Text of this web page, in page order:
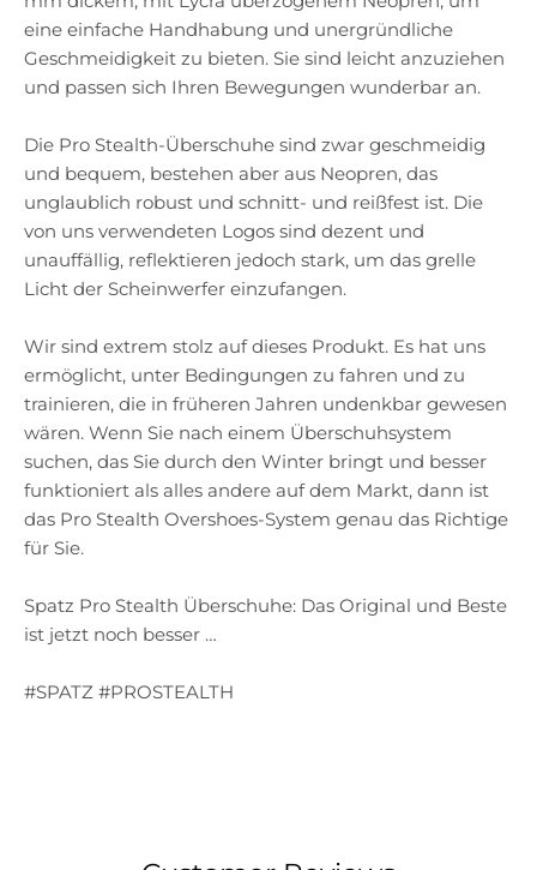
eine einfache Handhabung und unergründliche
Geschmeidigkeit zu bieten. Sie sind leicht anzuziehen
und passen sich Ihren Bewegungen wunderbar an.
Die Pro Stealth-Überschuhe sind zwar geschmeidig
und bequem, bestehen aber aus Neopren, das
unglaublich robust und schnitt- und reißfest ist. Die
von uns verwendeten Logos sind dezent und
unauffällig, reflektieren jedoch stark, um das grelle
Licht der Scheinwerfer einzufangen.
Wir sind extrem stolz auf dieses Produkt. Es hat uns
ermöglicht, unter Bedingungen zu fahren und zu
trainieren, die in früheren Jahren undenkbar gewesen
wären. Wenn Sie nach einem Überschuhsystem
suchen, das Sie durch den Winter bringt und besser
funktioniert als alles andere auf dem Markt, dann ist
das Pro Stealth Overshoes-System genau das Richtige
für Sie.
Spatz Pro Stealth Überschuhe: Das Original und Beste
ist jetzt noch besser …
#SPATZ #PROSTEALTH